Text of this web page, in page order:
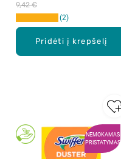
Pridėti į krepšelį
9,42 €
2
NEMOKAMAS
PRISTATYMAS